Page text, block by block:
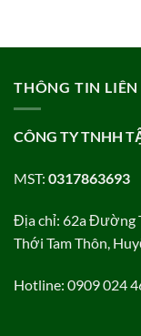
THÔNG TIN
CÔNG TY TNHH
MST: 0317863693
Địa chỉ: 62a Đường
Thới Tam Thôn,
Hotline: 0909 024